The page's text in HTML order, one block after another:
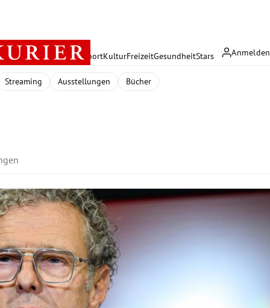
Anmelden
PolitikWirtschaft SportKulturFreizeitGesundheitStars
Streaming Ausstellungen Bücher